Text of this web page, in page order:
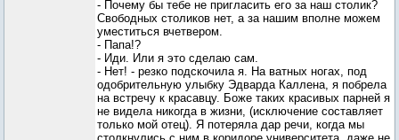
- Почему бы тебе не пригласить его за наш столик?
Свободных столиков нет, а за нашим вполне можем
уместиться вчетвером.
- Папа!?
- Иди. Или я это сделаю сам.
- Нет! - резко подскочила я. На ватных ногах, под
одобрительную улыбку Эдварда Каллена, я побрела
на встречу к красавцу. Боже таких красивых парней я
не видела никогда в жизни, (исключение составляет
только мой отец). Я потеряла дар речи, когда мы